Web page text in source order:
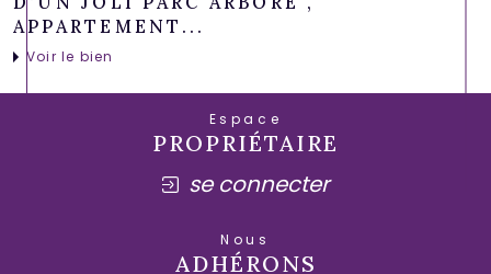
APPARTEMENT...
Voir le bien
Espace
PROPRIÉTAIRE
se connecter
Nous
ADHÉRONS